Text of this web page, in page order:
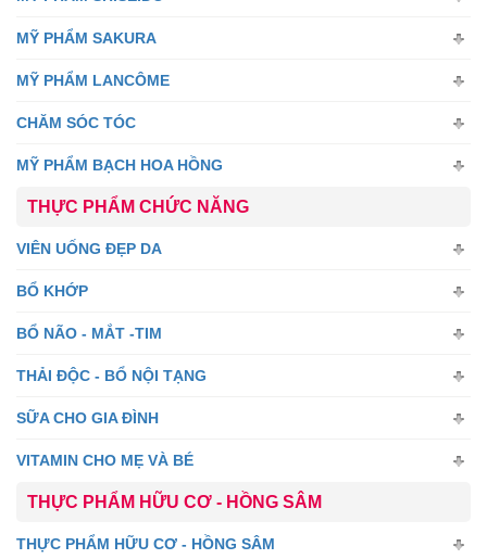
MỸ PHẨM SAKURA
MỸ PHẨM LANCÔME
CHĂM SÓC TÓC
MỸ PHẨM BẠCH HOA HỒNG
THỰC PHẨM CHỨC NĂNG
VIÊN UỐNG ĐẸP DA
BỔ KHỚP
BỔ NÃO - MẮT -TIM
THẢI ĐỘC - BỔ NỘI TẠNG
SỮA CHO GIA ĐÌNH
VITAMIN CHO MẸ VÀ BÉ
THỰC PHẨM HỮU CƠ - HỒNG SÂM
THỰC PHẨM HỮU CƠ - HỒNG SÂM